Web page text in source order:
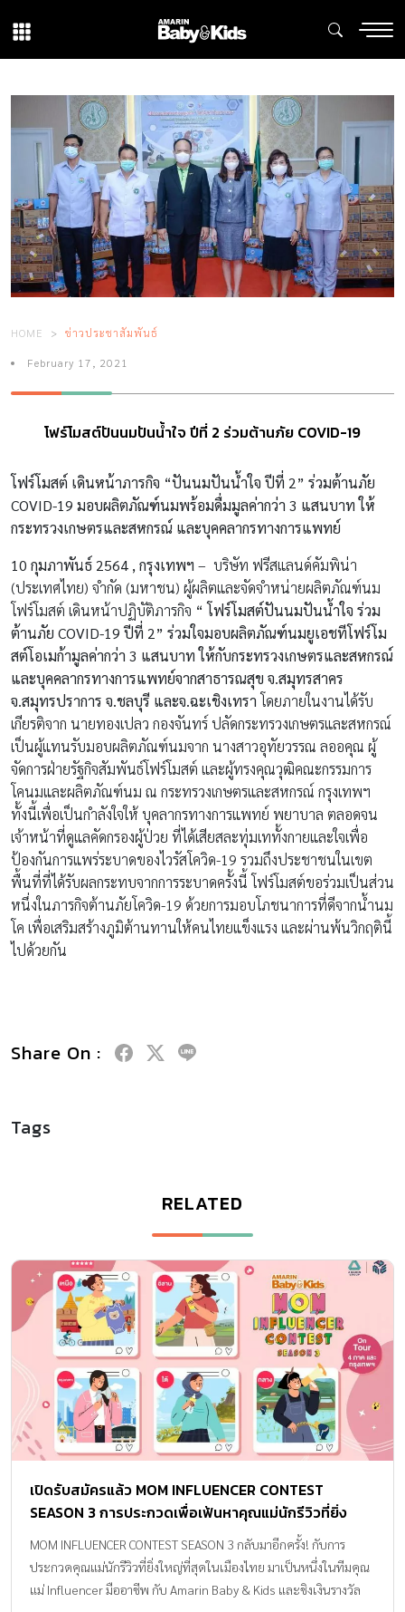
HOME ข่าวประชาสัมพันธ์
February 17, 2021
โฟร์โมสต์ปันนมปันน้ำใจ ปีที่ 2 ร่วมต้านภัย COVID-19
โฟร์โมสต์ เดินหน้าภารกิจ “ปันนมปันน้ำใจ ปีที่ 2” ร่วมต้านภัย
COVID-19 มอบผลิตภัณฑ์นมพร้อมดื่มมูลค่ากว่า 3 แสนบาทให้
กระทรวงเกษตรและสหกรณ์ และบุคคลากรทางการแพทย์
10 กุมภาพันธ์ 2564 , กรุงเทพฯ – บริษัท ฟรีสแลนด์คัมพิน่า
(ประเทศไทย) จำกัด (มหาชน) ผู้ผลิตและจัดจำหน่ายผลิตภัณฑ์นม
โฟร์โมสต์ เดินหน้าปฏิบัติภารกิจ “ โฟร์โมสต์ปันนมปันน้ำใจ ร่วม
ต้านภัย COVID-19 ปีที่ 2” ร่วมใจมอบผลิตภัณฑ์นมยูเอชทีโฟร์โม
สต์โอเมก้ามูลค่ากว่า 3 แสนบาท ให้กับกระทรวงเกษตรและสหกรณ์
และบุคคลากรทางการแพทย์จากสาธารณสุข จ.สมุทรสาคร
จ.สมุทรปราการ จ.ชลบุรี และจ.ฉะเชิงเทรา โดยภายในงานได้รับ
เกียรติจาก นายทองเปลว กองจันทร์ ปลัดกระทรวงเกษตรและสหกรณ์
เป็นผู้แทนรับมอบผลิตภัณฑ์นมจาก นางสาวอุทัยวรรณ ลออคุณ ผู้
จัดการฝ่ายรัฐกิจสัมพันธ์โฟร์โมสต์ และผู้ทรงคุณวุฒิคณะกรรมการ
โคนมและผลิตภัณฑ์นม ณ กระทรวงเกษตรและสหกรณ์ กรุงเทพฯ
ทั้งนี้เพื่อเป็นกำลังใจให้ บุคลากรทางการแพทย์ พยาบาล ตลอดจน
เจ้าหน้าที่ดูแลคัดกรองผู้ป่วย ที่ได้เสียสละทุ่มเททั้งกายและใจเพื่อ
ป้องกันการแพร่ระบาดของไวรัสโควิด-19 รวมถึงประชาชนในเขต
พื้นที่ที่ได้รับผลกระทบจากการระบาดครั้งนี้ โฟร์โมสต์ขอร่วมเป็นส่วน
หนึ่งในภารกิจต้านภัยโควิด-19 ด้วยการมอบโภชนาการที่ดีจากน้ำนม
โค เพื่อเสริมสร้างภูมิต้านทานให้คนไทยแข็งแรง และผ่านพ้นวิกฤตินี้
ไปด้วยกัน
Share On :
Tags
RELATED
เปิดรับสมัครแล้ว MOM INFLUENCER CONTEST
SEASON 3 การประกวดเพื่อเฟ้นหาคุณแม่นักรีวิวที่ยิ่ง
ใหญ่ที่สุดในเมืองไทย
MOM INFLUENCER CONTEST SEASON 3 กลับมาอีกครั้ง! กับการ
ประกวดคุณแม่นักรีวิวที่ยิ่งใหญ่ที่สุดในเมืองไทย มาเป็นหนึ่งในทีมคุณ
แม่ Influencer มืออาชีพ กับ Amarin Baby & Kids และชิงเงินรางวัล